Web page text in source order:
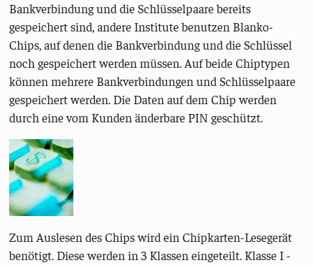
Bankverbindung und die Schlüsselpaare bereits
gespeichert sind, andere Institute benutzen Blanko-
Chips, auf denen die Bankverbindung und die Schlüssel
noch gespeichert werden müssen. Auf beide Chiptypen
können mehrere Bankverbindungen und Schlüsselpaare
gespeichert werden. Die Daten auf dem Chip werden
durch eine vom Kunden änderbare PIN geschützt.
Zum Auslesen des Chips wird ein Chipkarten-Lesegerät
benötigt. Diese werden in 3 Klassen eingeteilt. Klasse I -